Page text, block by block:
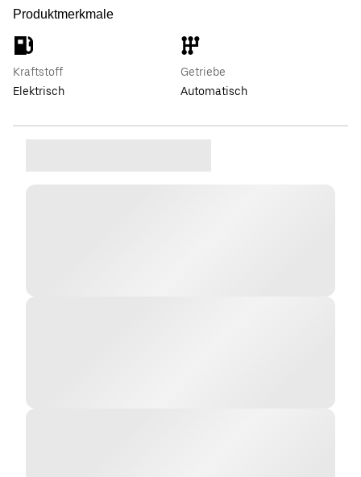
Produktmerkmale
Kraftstoff
Elektrisch
Getriebe
Automatisch